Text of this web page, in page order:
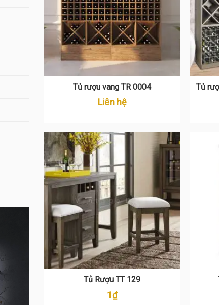
Tủ rượu vang TR 0004
Liên hệ
Tủ
Tủ Rượu TT 129
1₫